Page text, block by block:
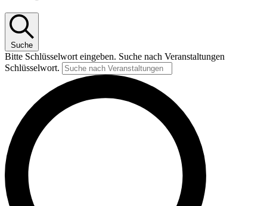
Suche
Bitte Schlüsselwort eingeben. Suche nach Veranstaltungen
Schlüsselwort.